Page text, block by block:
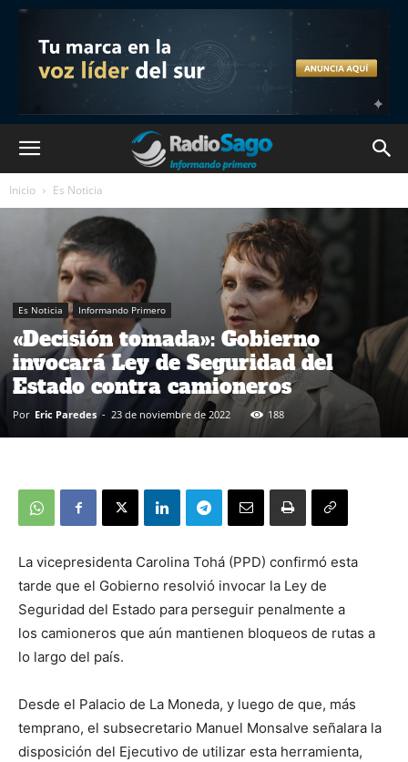
Inicio Es Noticia
Es Noticia Informando Primero
«Decisión tomada»: Gobierno
invocará Ley de Seguridad del
Estado contra camioneros
Por Eric Paredes - 23 de noviembre de 2022 188
La vicepresidenta Carolina Tohá (PPD) confirmó esta
tarde que el Gobierno resolvió invocar la Ley de
Seguridad del Estado para perseguir penalmente a
los camioneros que aún mantienen bloqueos de rutas a
lo largo del país.
Desde el Palacio de La Moneda, y luego de que, más
temprano, el subsecretario Manuel Monsalve señalara la
disposición del Ejecutivo de utilizar esta herramienta,